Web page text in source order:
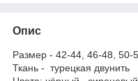
Опис
Размер - 42-44, 46-48, 50-
Ткань - турецкая двунить